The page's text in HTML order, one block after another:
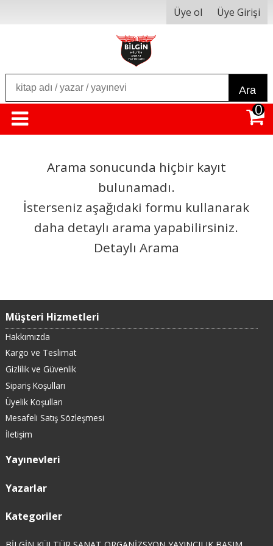
Üye ol Üye Girişi
Ara
0
Arama sonucunda hiçbir kayıt
bulunamadı.
İsterseniz aşağıdaki formu kullanarak
daha detaylı arama yapabilirsiniz.
Detaylı Arama
Müşteri Hizmetleri
Hakkımızda
Kargo ve Teslimat
Gizlilik ve Güvenlik
Sipariş Koşulları
Üyelik Koşulları
Mesafeli Satış Sözleşmesi
İletişim
Yayınevleri
Yazarlar
Kategoriler